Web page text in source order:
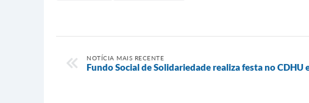
NOTÍCIA MAIS RECENTE
Fundo Social de Solidariedade realiza festa no CDHU